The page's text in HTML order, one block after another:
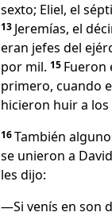
sexto; Eliel, el
13 Jeremías, el
eran jefes del
por mil. 15 Fueron
primero, cuando
hicieron huir a los
16También
se unieron a
les dijo:
―Si venís en son